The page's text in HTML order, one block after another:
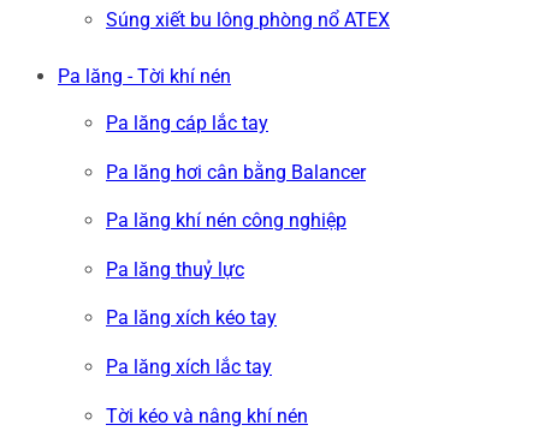
Súng xiết bu lông phòng nổ ATEX
Pa lăng - Tời khí nén
Pa lăng cáp lắc tay
Pa lăng hơi cân bằng Balancer
Pa lăng khí nén công nghiệp
Pa lăng thuỷ lực
Pa lăng xích kéo tay
Pa lăng xích lắc tay
Tời kéo và nâng khí nén